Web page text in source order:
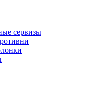
сервизы